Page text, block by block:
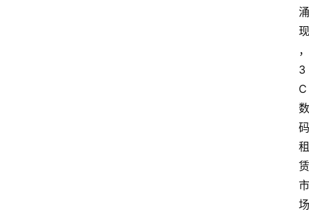
涌
现
，
3
C
数
码
租
赁
市
场